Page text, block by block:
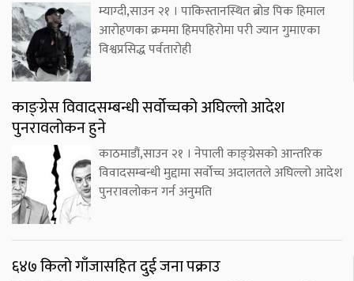
म्याग्दी,साउन २१ । पाकिस्तानस्थित ब्रोड पिक हिमाल
आरोहणका क्रममा हिमपहिरोमा परी ज्यान गुमाएका
विश्वप्रसिद्ध पर्वतारोही
काङ्ग्रेस विवादसम्बन्धी सर्वोच्चको अघिल्लो आदेश
पुनरावलोकन हुने
काठमाडौं,साउन २१ । नेपाली काङ्ग्रेसको आन्तरिक
विवादसम्बन्धी मुद्दामा सर्वोच्च अदालतले अघिल्लो आदेश
पुनरावलोकन गर्न अनुमति
६४७ किलो गाँजासहित दुई जना पक्राउ